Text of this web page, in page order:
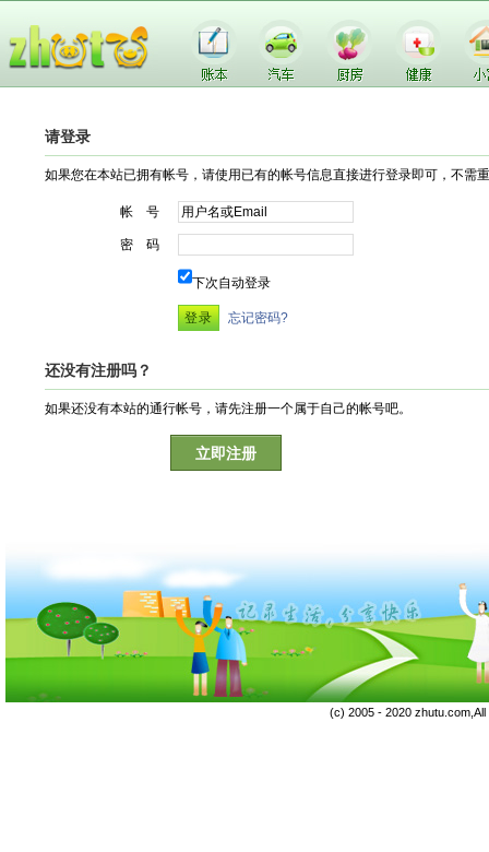
请登录
如果您在本站已拥有帐号，请使用已有的帐号信息直接进行登录即可，不需
帐 号
密 码
下次自动登录
忘记密码?
还没有注册吗？
如果还没有本站的通行帐号，请先注册一个属于自己的帐号吧。
立即注册
(c) 2005 - 2020